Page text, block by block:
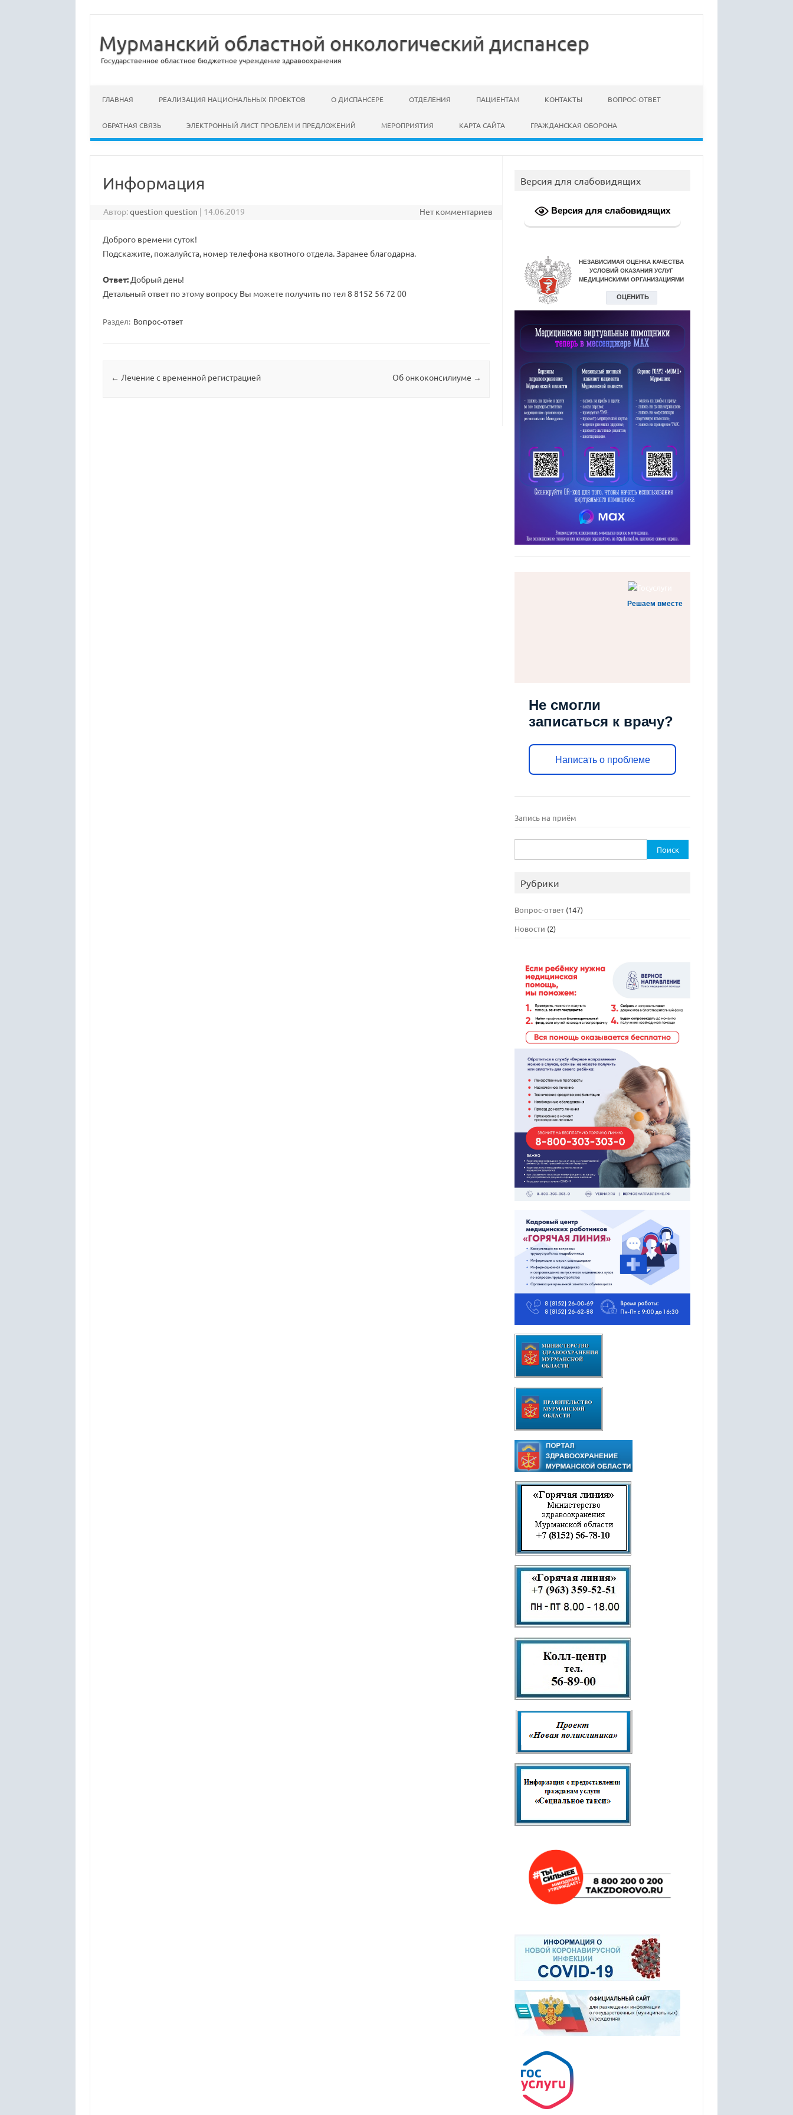
Мурманский областной онкологический диспансер
Государственное областное бюджетное учреждение здравоохранения
ГЛАВНАЯ РЕАЛИЗАЦИЯ НАЦИОНАЛЬНЫХ ПРОЕКТОВ О ДИСПАНСЕРЕ ОТДЕЛЕНИЯ ПАЦИЕНТАМ КОНТАКТЫ ВОПРОС-ОТВЕТ
ОБРАТНАЯ СВЯЗЬ ЭЛЕКТРОННЫЙ ЛИСТ ПРОБЛЕМ И ПРЕДЛОЖЕНИЙ МЕРОПРИЯТИЯ КАРТА САЙТА ГРАЖДАНСКАЯ ОБОРОНА
Информация
Автор:question question | 14.06.2019 Нет комментариев
Доброго времени суток!
Подскажите, пожалуйста, номер телефона квотного отдела. Заранее благодарна.
Ответ:Добрый день!
Детальный ответ по этому вопросу Вы можете получить по тел 8 8152 56 72 00
Раздел: Вопрос-ответ
Навигация по записям
← Лечение с временной регистрацией Об онкоконсилиуме →
Версия для слабовидящих
Версия для слабовидящих
Решаем вместе
Не смогли
записаться к врачу?
Написать о проблеме
Запись на приём
Рубрики
Вопрос-ответ (147)
Новости (2)